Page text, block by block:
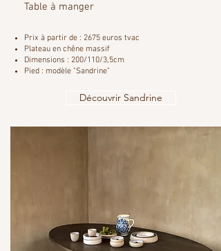
Table à manger
Prix à partir de : 2675 euros tvac
Plateau en chêne massif
Dimensions : 200/110/3,5cm
Pied : modèle "Sandrine"
Découvrir Sandrine